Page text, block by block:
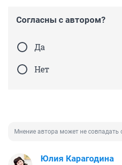
Согласны с автором?
Да
Нет
Мнение автора может не совпадать
Юлия Карагодина